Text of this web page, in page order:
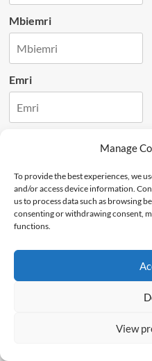
Manage
To provide the best experiences, we
and/or access device information.
us to process data such as browsing
consenting or withdrawing consent,
functions.
View
Mbiemri
Emri
Latest Popular
LARTË DHE